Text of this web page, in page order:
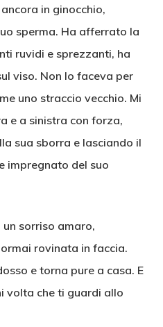
in ginocchio,
sperma. Ha afferrato la
ruvidi e sprezzanti, ha
viso. Non lo faceva per
uno straccio vecchio. Mi
e a sinistra con forza,
sua sborra e lasciando il
impregnato del suo
un sorriso amaro,
rovinata in faccia.
e torna pure a casa. E
volta che ti guardi allo